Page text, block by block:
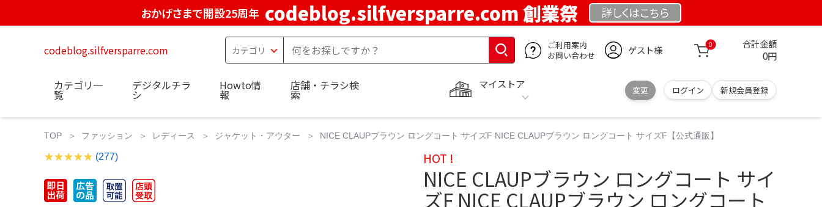
おかげさまで開設25周年 codeblog.silfversparre.com 創業祭 詳しくはこちら
codeblog.silfversparre.com
ご利用案内
お問い合わせ
ゲスト様 0 合計金額
0円
マイストア
変更 ログイン 新規会員登録
カテゴリ一
覧
デジタルチラ
シ
Howto情
報
店舗・チラシ検
索
TOP ファッション レディース ジャケット・アウター NICE CLAUPブラウン ロングコート サイズF NICE CLAUPブラウン ロングコート サイズF【公式通販】
(277) HOT !
NICE CLAUPブラウン ロングコート サイ
ズF NICE CLAUPブラウン ロングコート